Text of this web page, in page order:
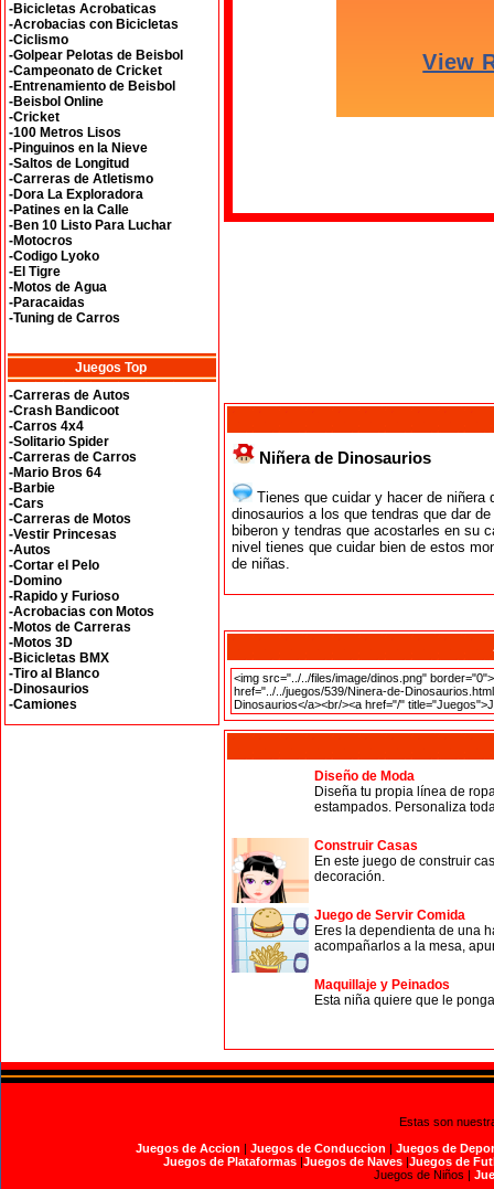
-Bicicletas Acrobaticas
-Acrobacias con Bicicletas
-Ciclismo
-Golpear Pelotas de Beisbol
-Campeonato de Cricket
-Entrenamiento de Beisbol
-Beisbol Online
-Cricket
-100 Metros Lisos
-Pinguinos en la Nieve
-Saltos de Longitud
-Carreras de Atletismo
-Dora La Exploradora
-Patines en la Calle
-Ben 10 Listo Para Luchar
-Motocros
-Codigo Lyoko
-El Tigre
-Motos de Agua
-Paracaidas
-Tuning de Carros
Juegos Top
-Carreras de Autos
-Crash Bandicoot
-Carros 4x4
-Solitario Spider
-Carreras de Carros
-Mario Bros 64
-Barbie
-Cars
-Carreras de Motos
-Vestir Princesas
-Autos
-Cortar el Pelo
-Domino
-Rapido y Furioso
-Acrobacias con Motos
-Motos de Carreras
-Motos 3D
-Bicicletas BMX
-Tiro al Blanco
-Dinosaurios
-Camiones
Niñera de Dinosaurios
Tienes que cuidar y hacer de niñera
dinosaurios a los que tendras que dar
biberon y tendras que acostarles en su
nivel tienes que cuidar bien de estos
de niñas.
Diseño de Moda
Diseña tu propia línea de
estampados. Personaliza
Construir Casas
En este juego de construir
decoración.
Juego de Servir Comida
Eres la dependienta de una
acompañarlos a la mesa,
Maquillaje y Peinados
Esta niña quiere que le
Estas son
Juegos de Accion | Juegos de Conduccion | Juegos de
Juegos de Plataformas|Juegos de Naves|Juegos de
Juegos de Niños |